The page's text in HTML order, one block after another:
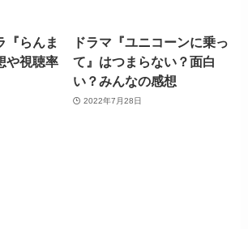
『らんま
や視聴率
ドラマ『ユニコーンに乗っ
て』はつまらない？面白
い？みんなの感想
2022年7月28日